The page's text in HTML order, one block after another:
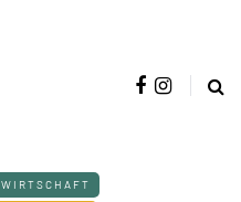
WIRTSCHAFT